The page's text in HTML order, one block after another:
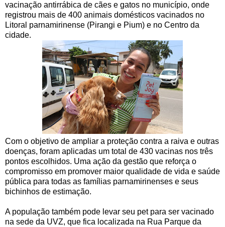
vacinação antirrábica de cães e gatos no município, onde
registrou mais de 400 animais domésticos vacinados no
Litoral parnamirinense (Pirangi e Pium) e no Centro da
cidade.
Com o objetivo de ampliar a proteção contra a raiva e outras
doenças, foram aplicadas um total de 430 vacinas nos três
pontos escolhidos. Uma ação da gestão que reforça o
compromisso em promover maior qualidade de vida e saúde
pública para todas as famílias parnamirinenses e seus
bichinhos de estimação.
A população também pode levar seu pet para ser vacinado
na sede da UVZ, que fica localizada na Rua Parque da